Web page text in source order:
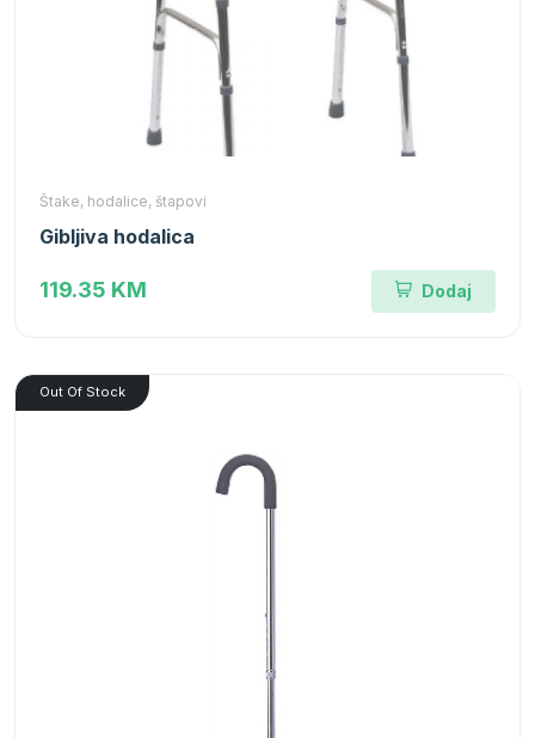
Štake, hodalice, štapovi
Gibljiva hodalica
119.35 KM Dodaj
Out Of Stock